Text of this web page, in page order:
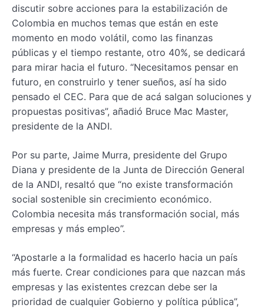
discutir sobre acciones para la estabilización de
Colombia en muchos temas que están en este
momento en modo volátil, como las finanzas
públicas y el tiempo restante, otro 40%, se dedicará
para mirar hacia el futuro. “Necesitamos pensar en
futuro, en construirlo y tener sueños, así ha sido
pensado el CEC. Para que de acá salgan soluciones y
propuestas positivas”, añadió Bruce Mac Master,
presidente de la ANDI.
Por su parte, Jaime Murra, presidente del Grupo
Diana y presidente de la Junta de Dirección General
de la ANDI, resaltó que “no existe transformación
social sostenible sin crecimiento económico.
Colombia necesita más transformación social, más
empresas y más empleo”.
“Apostarle a la formalidad es hacerlo hacia un país
más fuerte. Crear condiciones para que nazcan más
empresas y las existentes crezcan debe ser la
prioridad de cualquier Gobierno y política pública”,